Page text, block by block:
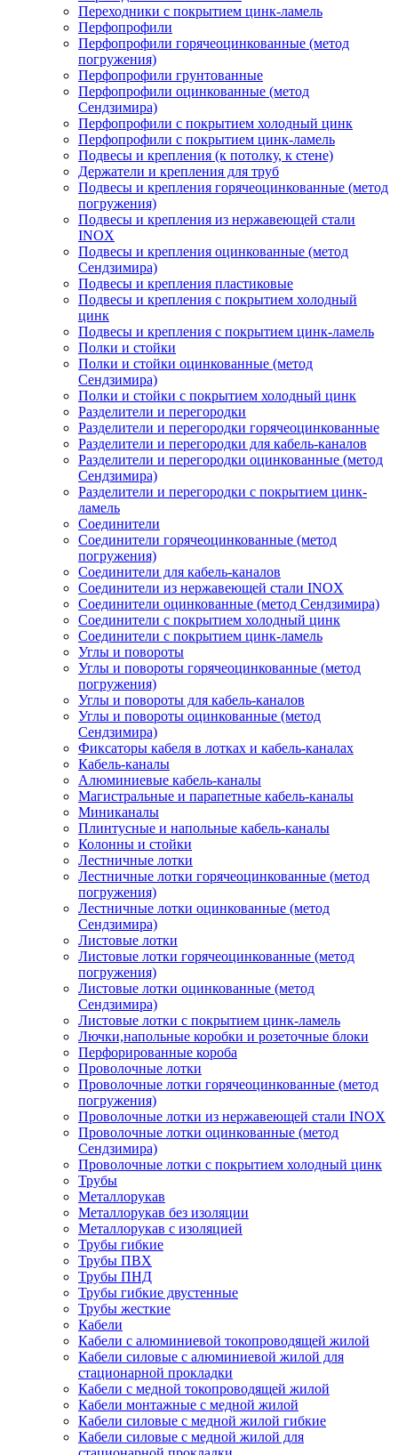
Переходники с покрытием цинк-ламель
Перфопрофили
Перфопрофили горячеоцинкованные (метод
погружения)
Перфопрофили грунтованные
Перфопрофили оцинкованные (метод
Сендзимира)
Перфопрофили с покрытием холодный цинк
Перфопрофили с покрытием цинк-ламель
Подвесы и крепления (к потолку, к стене)
Держатели и крепления для труб
Подвесы и крепления горячеоцинкованные (метод
погружения)
Подвесы и крепления из нержавеющей стали
INOX
Подвесы и крепления оцинкованные (метод
Сендзимира)
Подвесы и крепления пластиковые
Подвесы и крепления с покрытием холодный
цинк
Подвесы и крепления с покрытием цинк-ламель
Полки и стойки
Полки и стойки оцинкованные (метод
Сендзимира)
Полки и стойки с покрытием холодный цинк
Разделители и перегородки
Разделители и перегородки горячеоцинкованные
Разделители и перегородки для кабель-каналов
Разделители и перегородки оцинкованные (метод
Сендзимира)
Разделители и перегородки с покрытием цинк-
ламель
Соединители
Соединители горячеоцинкованные (метод
погружения)
Соединители для кабель-каналов
Соединители из нержавеющей стали INOX
Соединители оцинкованные (метод Сендзимира)
Соединители с покрытием холодный цинк
Соединители с покрытием цинк-ламель
Углы и повороты
Углы и повороты горячеоцинкованные (метод
погружения)
Углы и повороты для кабель-каналов
Углы и повороты оцинкованные (метод
Сендзимира)
Фиксаторы кабеля в лотках и кабель-каналах
Кабель-каналы
Алюминиевые кабель-каналы
Магистральные и парапетные кабель-каналы
Миниканалы
Плинтусные и напольные кабель-каналы
Колонны и стойки
Лестничные лотки
Лестничные лотки горячеоцинкованные (метод
погружения)
Лестничные лотки оцинкованные (метод
Сендзимира)
Листовые лотки
Листовые лотки горячеоцинкованные (метод
погружения)
Листовые лотки оцинкованные (метод
Сендзимира)
Листовые лотки с покрытием цинк-ламель
Лючки,напольные коробки и розеточные блоки
Перфорированные короба
Проволочные лотки
Проволочные лотки горячеоцинкованные (метод
погружения)
Проволочные лотки из нержавеющей стали INOX
Проволочные лотки оцинкованные (метод
Сендзимира)
Проволочные лотки с покрытием холодный цинк
Трубы
Металлорукав
Металлорукав без изоляции
Металлорукав с изоляцией
Трубы гибкие
Трубы ПВХ
Трубы ПНД
Трубы гибкие двустенные
Трубы жесткие
Кабели
Кабели с алюминиевой токопроводящей жилой
Кабели силовые с алюминиевой жилой для
стационарной прокладки
Кабели с медной токопроводящей жилой
Кабели монтажные с медной жилой
Кабели силовые с медной жилой гибкие
Кабели силовые с медной жилой для